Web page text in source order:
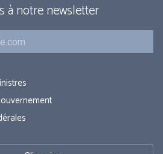
à notre newsletter